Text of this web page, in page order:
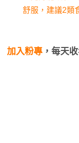
舒服，建議2類
加入粉專 ，每天